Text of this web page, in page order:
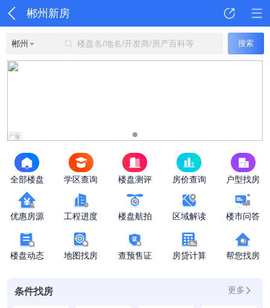
郴州新房
郴州 楼盘名/地名/开发商/房产百科等 搜索
全部楼盘 学区查询 楼盘测评 房价查询 户型找房
优惠房源 工程进度 楼盘航拍 区域解读 楼市问答
楼盘动态 地图找房 查预售证 房贷计算 帮您找房
条件找房 更多